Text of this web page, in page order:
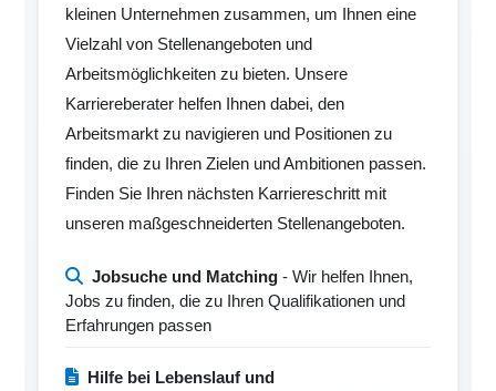
kleinen Unternehmen zusammen, um Ihnen eine
Vielzahl von Stellenangeboten und
Arbeitsmöglichkeiten zu bieten. Unsere
Karriereberater helfen Ihnen dabei, den
Arbeitsmarkt zu navigieren und Positionen zu
finden, die zu Ihren Zielen und Ambitionen passen.
Finden Sie Ihren nächsten Karriereschritt mit
unseren maßgeschneiderten Stellenangeboten.
Jobsuche und Matching - Wir helfen Ihnen,
Jobs zu finden, die zu Ihren Qualifikationen und
Erfahrungen passen
Hilfe bei Lebenslauf und